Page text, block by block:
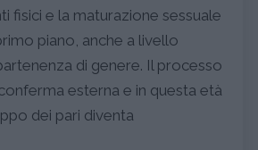
fisici e la maturazione sessuale
piano, anche a livello
di genere. Il processo
esterna e in questa età
dei pari diventa